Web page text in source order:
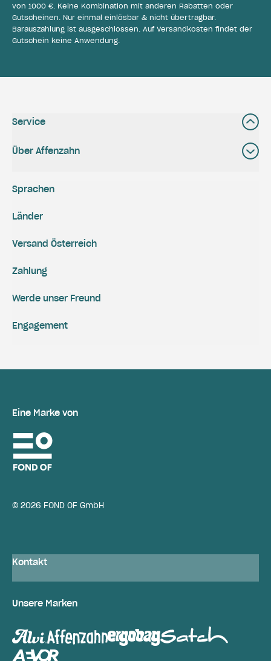
von 1000 €. Keine Kombination mit anderen Rabatten oder
Gutscheinen. Nur einmal einlösbar & nicht übertragbar.
Barauszahlung ist ausgeschlossen. Auf Versandkosten findet der
Gutschein keine Anwendung.
Service
Über Affenzahn
Versand Österreich
Zahlung
Engagement
Werde unser Freund
Sprachen
Länder
Eine Marke von
© 2026 FOND OF GmbH
Kontakt
Unsere Marken